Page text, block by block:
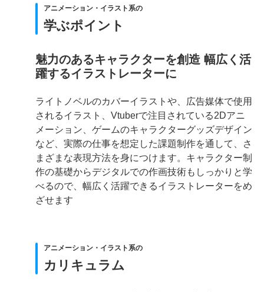
アニメーション・イラスト系の
学ぶポイント
魅力のあるキャラクターを創造 幅広く活
躍するイラストレーターに
ライトノベルのカバーイラストや、広告媒体で使用
されるイラスト、Vtuberで注目されている2Dアニ
メーション、ゲームのキャラクターグッズデザイン
など、実際の仕事を想定した課題制作を通して、さ
まざまな表現方法を身につけます。キャラクター制
作の基礎からデジタルでの作画技術もしっかりと学
べるので、幅広く活躍できるイラストレーターをめ
ざせます
アニメーション・イラスト系の
カリキュラム